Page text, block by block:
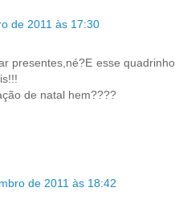
de 2011 às 17:30
presentes,né?E esse quadrinho
de natal hem????
de 2011 às 18:42